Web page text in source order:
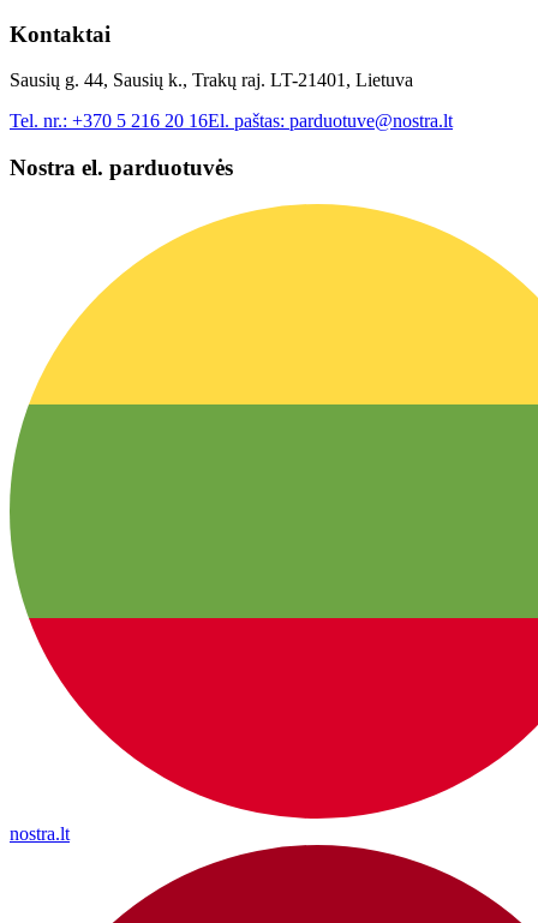
Kontaktai
Sausių g. 44, Sausių k., Trakų raj. LT-21401, Lietuva
Tel. nr.: +370 5 216 20 16El. paštas: parduotuve@nostra.lt
Nostra el. parduotuvės
nostra.lt